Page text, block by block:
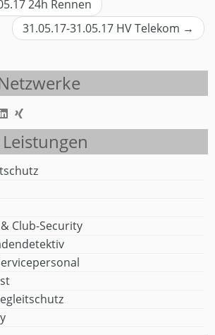
24h Rennen
31.05.17-31.05.17 HV Telekom →
Club-Security